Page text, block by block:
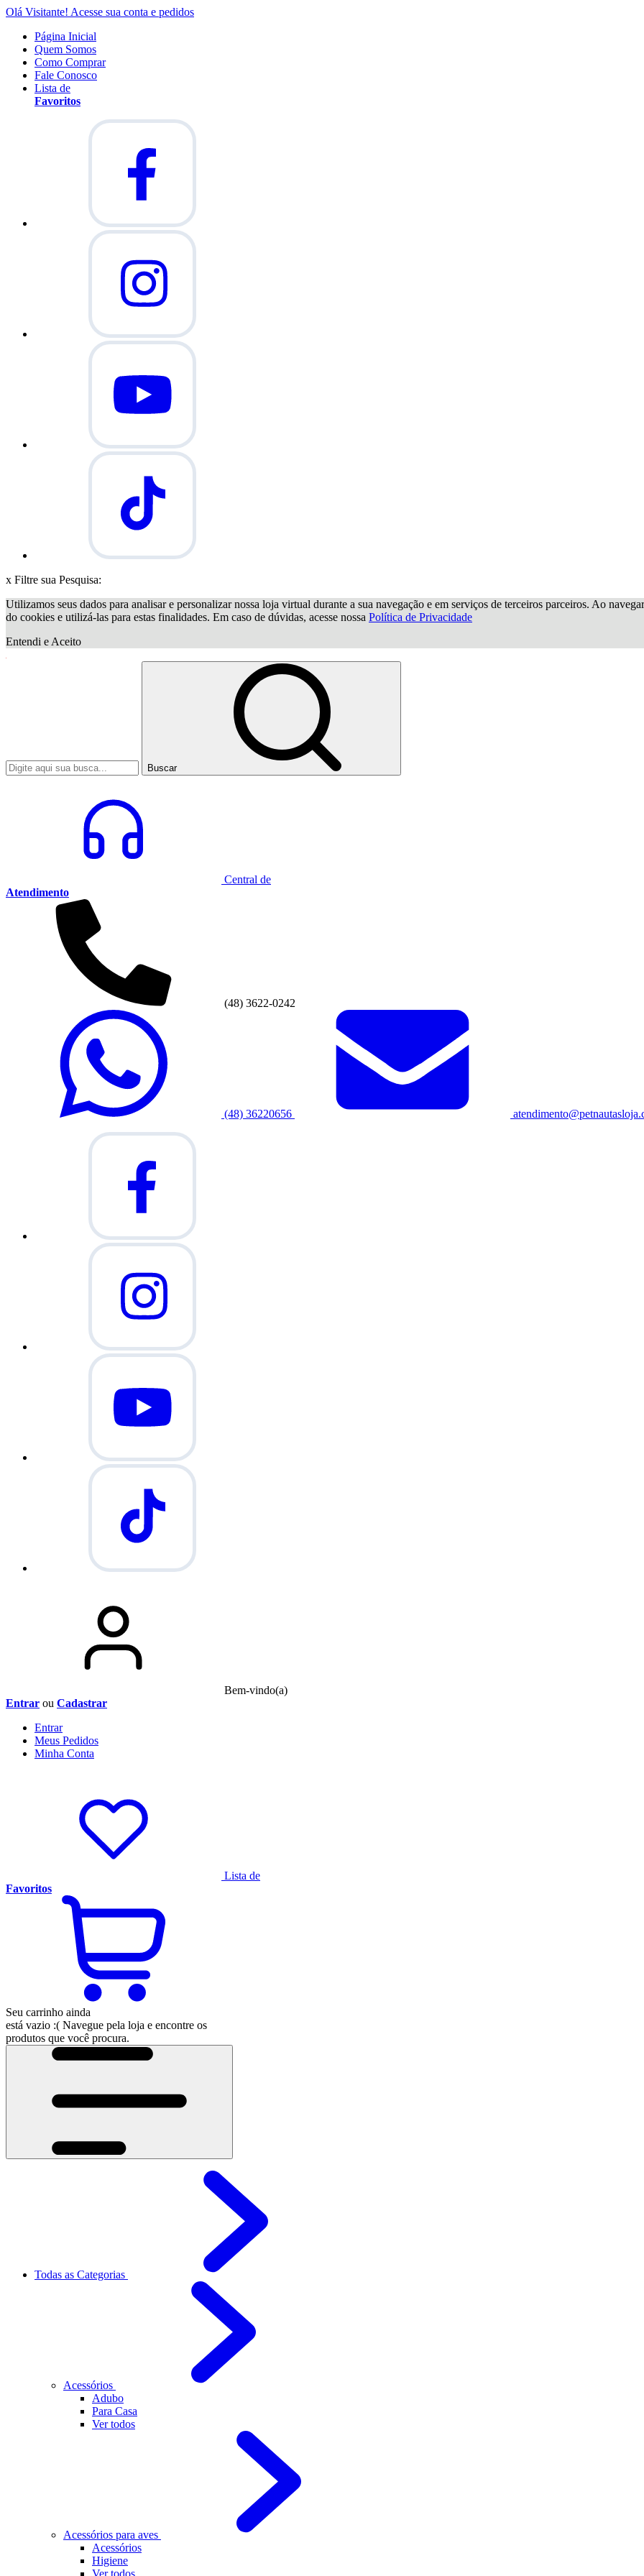
Olá Visitante! Acesse sua conta e pedidos
Página Inicial
Quem Somos
Como Comprar
Fale Conosco
Lista de
Favoritos
x Filtre sua Pesquisa:
Utilizamos seus dados para analisar e personalizar nossa loja virtual durante a sua navegação e em serviços de terceiros parceiros. Ao
do cookies e utilizá-las para estas finalidades. Em caso de dúvidas, acesse nossa Política de Privacidade
Entendi e Aceito
Buscar
Central de
Atendimento
(48) 3622-0242
(48) 36220656
Bem-vindo(a)
Entrar ou Cadastrar
Entrar
Meus Pedidos
Minha Conta
Lista de
Favoritos
Seu carrinho ainda
está vazio :( Navegue pela loja e encontre os
produtos que você procura.
Todas as Categorias
Acessórios
Adubo
Para Casa
Ver todos
Acessórios para aves
Acessórios
Higiene
Ver todos